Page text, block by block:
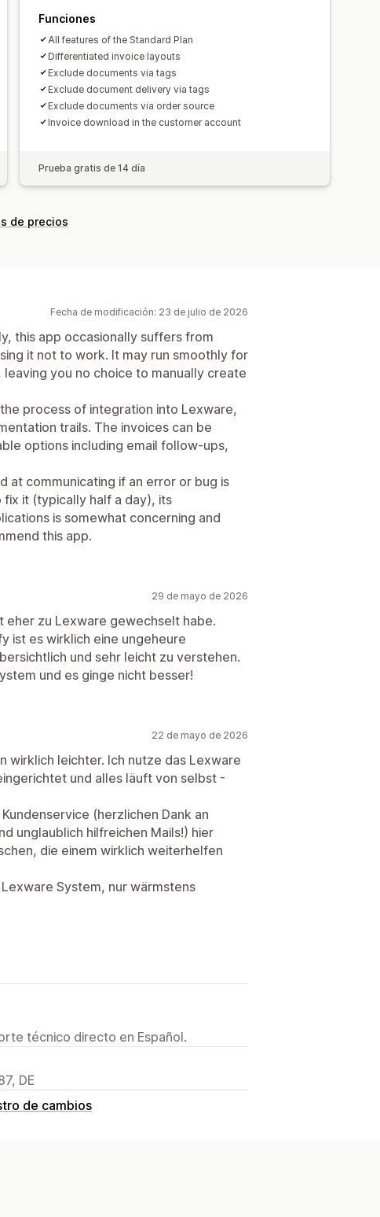
Funciones
All features of the Standard Plan
Differentiated invoice layouts
Exclude documents via tags
Exclude document delivery via tags
Exclude documents via order source
Invoice download in the customer account
Prueba gratis de 14 día
de precios
Fecha de modificación: 23 de julio de 2026
this app occasionally suffers from
it not to work. It may run smoothly for
you no choice to manually create
process of integration into Lexware,
trails. The invoices can be
options including email follow-ups,
at communicating if an error or bug is
it (typically half a day), its
is somewhat concerning and
this app.
29 de mayo de 2026
eher zu Lexware gewechselt habe.
ist es wirklich eine ungeheure
und sehr leicht zu verstehen.
und es ginge nicht besser!
22 de mayo de 2026
wirklich leichter. Ich nutze das Lexware
und alles läuft von selbst -
(herzlichen Dank an
unglaublich hilfreichen Mails!) hier
die einem wirklich weiterhelfen
System, nur wärmstens
técnico directo en Español.
DE
de cambios